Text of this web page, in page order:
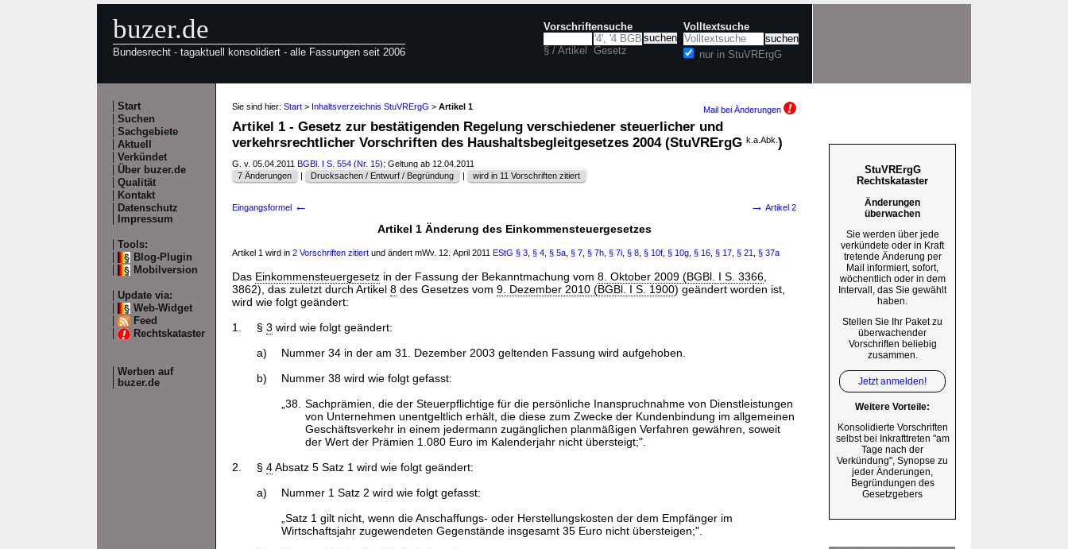
buzer.de
Bundesrecht - tagaktuell konsolidiert - alle Fassungen seit 2006
Vorschriftensuche
§ / Artikel Gesetz
Volltextsuche
nur in StuVRErgG
Start
Suchen
Sachgebiete
Aktuell
Verkündet
Über buzer.de
Qualität
Kontakt
Datenschutz
Impressum
Tools:
Blog-Plugin
Mobilversion
Update via:
Web-Widget
Feed
Rechtskataster
Werben auf
buzer.de
Sie sind hier: Start > Inhaltsverzeichnis StuVRErgG > Artikel 1 Mail bei Änderungen
Artikel 1 - Gesetz zur bestätigenden Regelung verschiedener steuerlicher und
verkehrsrechtlicher Vorschriften des Haushaltsbegleitgesetzes 2004 (StuVRErgG k.a.Abk. )
G. v. 05.04.2011 BGBl. I S. 554 (Nr. 15); Geltung ab 12.04.2011
7 Änderungen
| Drucksachen / Entwurf / Begründung | wird in 11 Vorschriften zitiert
Eingangsformel ← → Artikel 2
Artikel 1 Änderung des Einkommensteuergesetzes
Artikel 1 wird in 2 Vorschriften zitiert und ändert mWv. 12. April 2011 EStG § 3 § 4 § 5a § 7 § 7h § 7i § 8 § 10f § 10g § 16 § 17 § 21 § 37a
Das Einkommensteuergesetz in der Fassung der Bekanntmachung vom 8. Oktober 2009 (BGBl. I S. 3366
3862), das zuletzt durch Artikel 8 des Gesetzes vom 9. Dezember 2010 (BGBl. I S. 1900) geändert worden ist,
wird wie folgt geändert:
1.
§ 3 wird wie folgt geändert:
a)
Nummer 34 in der am 31. Dezember 2003 geltenden Fassung wird aufgehoben.
b)
Nummer 38 wird wie folgt gefasst:
„38. Sachprämien, die der Steuerpflichtige für die persönliche Inanspruchnahme von Dienstleistungen
von Unternehmen unentgeltlich erhält, die diese zum Zwecke der Kundenbindung im allgemeinen
Geschäftsverkehr in einem jedermann zugänglichen planmäßigen Verfahren gewähren, soweit
der Wert der Prämien 1.080 Euro im Kalenderjahr nicht übersteigt;".
2.
§ 4Absatz 5 Satz 1 wird wie folgt geändert:
a)
Nummer 1 Satz 2 wird wie folgt gefasst:
„Satz 1 gilt nicht, wenn die Anschaffungs- oder Herstellungskosten der dem Empfänger im
Wirtschaftsjahr zugewendeten Gegenstände insgesamt 35 Euro nicht übersteigen;".
StuVRErgG
Rechtskataster
Änderungen
überwachen
Sie werden über jede
verkündete oder in Kraft
tretende Änderung per
Mail informiert, sofort,
wöchentlich oder in dem
Intervall, das Sie gewählt
haben.
Stellen Sie Ihr Paket zu
überwachender
Vorschriften beliebig
zusammen.
Jetzt anmelden!
Weitere Vorteile:
Konsolidierte Vorschriften
selbst bei Inkrafttreten "am
Tage nach der
Verkündung", Synopse zu
jeder Änderungen,
Begründungen des
Gesetzgebers